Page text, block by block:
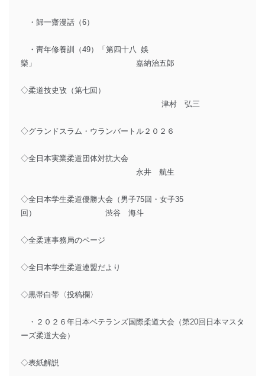
・歸一齋漫話（6）
・靑年修養訓（49）「第四十八 娛
樂」 嘉納治五郞
◇柔道技史攷（第七回）
津村 弘三
◇グランドスラム・ウランバートル２０２６
◇全日本実業柔道団体対抗大会
永井 航生
◇全日本学生柔道優勝大会（男子75回・女子35
回） 渋谷 海斗
◇全柔連事務局のページ
◇全日本学生柔道連盟だより
◇黒帯白帯〈投稿欄〉
・２０２６年日本ベテランズ国際柔道大会（第20回日本マスタ
ーズ柔道大会）
◇表紙解説